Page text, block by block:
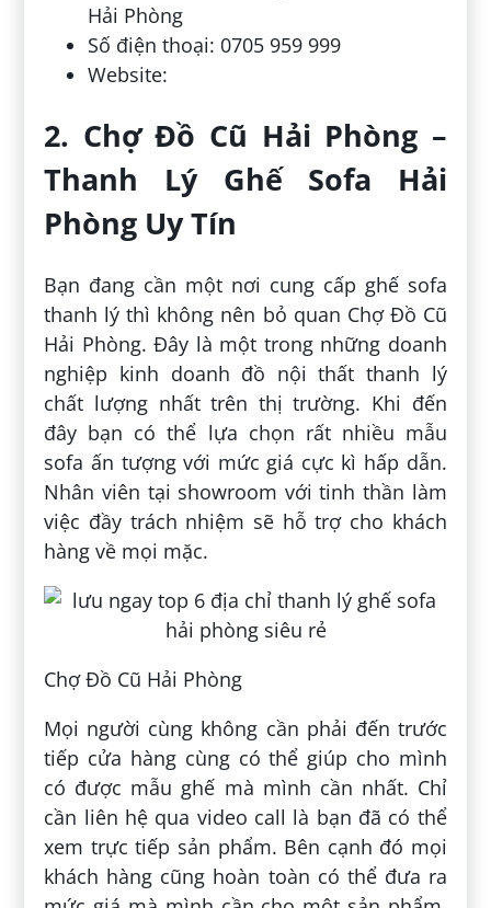
Hải Phòng
Số điện thoại: 0705 959 999
Website:
2. Chợ Đồ Cũ Hải Phòng –
Thanh Lý Ghế Sofa Hải
Phòng Uy Tín
Bạn đang cần một nơi cung cấp ghế sofa
thanh lý thì không nên bỏ quan Chợ Đồ Cũ
Hải Phòng. Đây là một trong những doanh
nghiệp kinh doanh đồ nội thất thanh lý
chất lượng nhất trên thị trường. Khi đến
đây bạn có thể lựa chọn rất nhiều mẫu
sofa ấn tượng với mức giá cực kì hấp dẫn.
Nhân viên tại showroom với tinh thần làm
việc đầy trách nhiệm sẽ hỗ trợ cho khách
hàng về mọi mặc.
Chợ Đồ Cũ Hải Phòng
Mọi người cùng không cần phải đến trước
tiếp cửa hàng cùng có thể giúp cho mình
có được mẫu ghế mà mình cần nhất. Chỉ
cần liên hệ qua video call là bạn đã có thể
xem trực tiếp sản phẩm. Bên cạnh đó mọi
khách hàng cũng hoàn toàn có thể đưa ra